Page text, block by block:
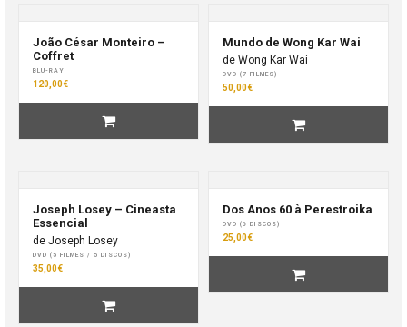
João César Monteiro –
Coffret
BLU-RAY
120,00€
Mundo de Wong Kar Wai
de Wong Kar Wai
DVD (7 FILMES)
50,00€
Joseph Losey – Cineasta
Essencial
de Joseph Losey
DVD (5 FILMES / 5 DISCOS)
35,00€
Dos Anos 60 à Perestroika
DVD (6 DISCOS)
25,00€